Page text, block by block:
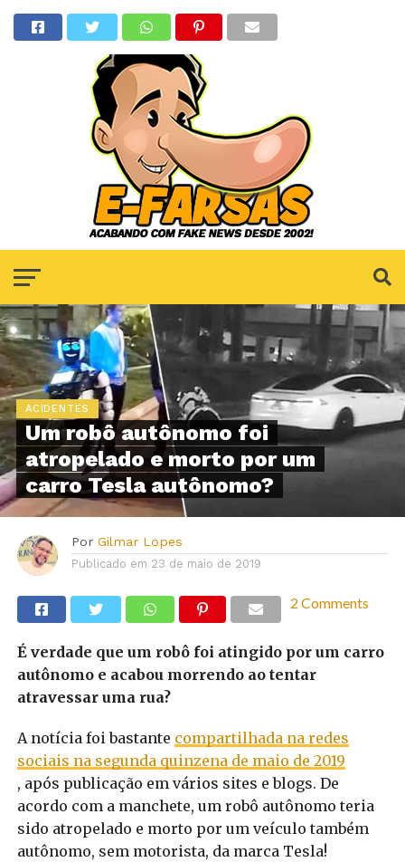
ACIDENTES
Um robô autônomo foi
atropelado e morto por um
carro Tesla autônomo?
Por Gilmar Lopes
Publicado em 23 de maio de 2019
2 Comments
É verdade que um robô foi atingido por um carro
autônomo e acabou morrendo ao tentar
atravessar uma rua?
A notícia foi bastante compartilhada na redes
sociais na segunda quinzena de maio de 2019
, após publicação em vários sites e blogs. De
acordo com a manchete, um robô autônomo teria
sido atropelado e morto por um veículo também
autônomo, sem motorista, da marca Tesla!